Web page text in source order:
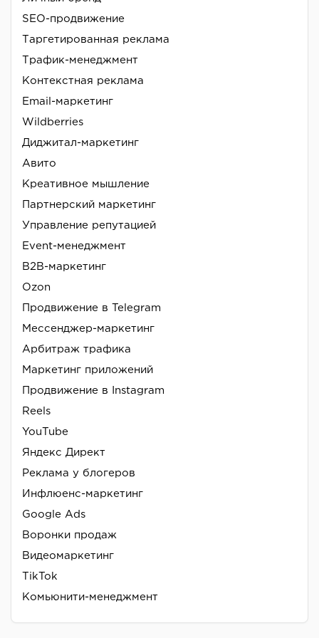
SEO-продвижение
Таргетированная реклама
Трафик-менеджмент
Контекстная реклама
Email-маркетинг
Wildberries
Диджитал-маркетинг
Авито
Креативное мышление
Партнерский маркетинг
Управление репутацией
Event-менеджмент
B2B-маркетинг
Ozon
Продвижение в Telegram
Мессенджер-маркетинг
Арбитраж трафика
Маркетинг приложений
Продвижение в Instagram
Reels
YouTube
Яндекс Директ
Реклама у блогеров
Инфлюенс-маркетинг
Google Ads
Воронки продаж
Видеомаркетинг
TikTok
Комьюнити-менеджмент